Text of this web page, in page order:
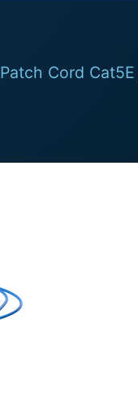
Patch Cord Cat5E